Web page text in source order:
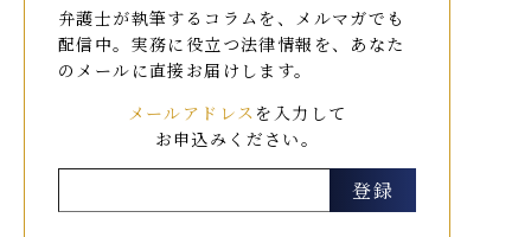
弁護士が執筆するコラムを、メルマガでも
配信中。 実務に役立つ法律情報を、あなた
のメールに直接お届けします。
メールアドレス を入力して
お申込みください。